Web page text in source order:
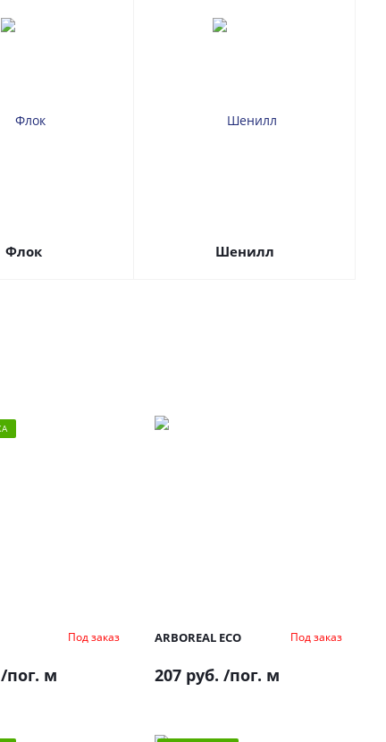
Флок Шенилл
Под заказ
/пог. м
ARBOREAL ECO Под заказ
207 руб. /пог. м